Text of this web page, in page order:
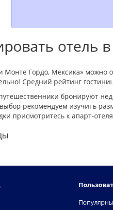
отель
Монте Гордо, Мексика» можно
Средний рейтинг
бронируют
рекомендуем изучить
присмотритесь к апарт-